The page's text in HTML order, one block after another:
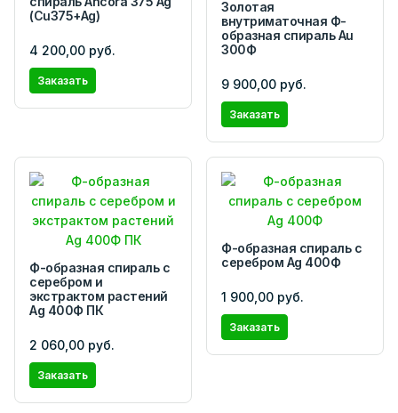
(Cu375+Ag)
4 200,00 руб.
Заказать
Золотая
внутриматочная Ф-
образная спираль Au
300Ф
9 900,00 руб.
Заказать
Ф-образная cпираль с
серебром и
экстрактом растений
Ag 400Ф ПК
2 060,00 руб.
Заказать
Ф-образная спираль с
серебром Ag 400Ф
1 900,00 руб.
Заказать